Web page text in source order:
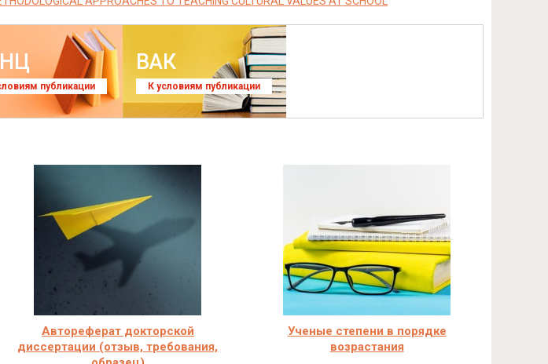
публикации
ВАК
К условиям публикации
Автореферат докторской
диссертации (отзыв, требования,
Ученые степени в порядке
возрастания